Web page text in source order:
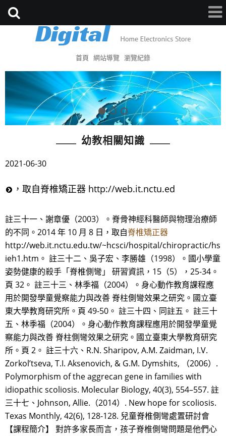
首頁 網站導覽 瀏覽紀錄
幼教相關知識
2021-06-30
，取自脊椎矯正器 http://web.it.nctu.ed
註三十一、謝章優（2003）。脊骨神經科醫師與物理治療師
的不同。2014 年 10 月 8 日，取自脊椎矯正器
http://web.it.nctu.edu.tw/~hcsci/hospital/chiropractic/hs
ieh1.htm。 註三十二、吳子宏、李勝雄（1998）。國小學童
姿勢健康的殺手「脊椎側彎」 研習資訊，15（5），25-34。
頁 32。 註三十三、林季福（2004）。身心動作教育課程應
用於開發學童覺察能力與改善 脊柱側彎效果之研究。國立臺
東大學教育研究所。頁 49-50。 註三十四、同註五。 註三十
五、林季福（2004）。身心動作教育課程應用於開發學童覺
察能力與改善 脊柱側彎效果之研究。國立臺東大學教育研究
所。頁 2。 註三十六、R.N. Sharipov, A.M. Zaidman, I.V.
Zorkol’tseva, T.I. Aksenovich, & G.M. Dymshits, （2006）.
Polymorphism of the aggrecan gene in families with
idiopathic scoliosis. Molecular Biology, 40(3), 554–557. 註
三十七、Johnson, Allie.（2014）. New hope for scoliosis.
Texas Monthly, 42(6), 128-128. 兒童脊椎側彎處置研討會
【課程簡介】 對許多家長而言，孩子脊椎側彎問題是他們心